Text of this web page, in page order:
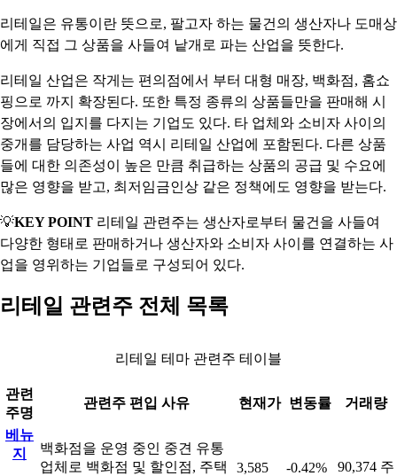
리테일은 유통이란 뜻으로, 팔고자 하는 물건의 생산자나 도매상
에게 직접 그 상품을 사들여 낱개로 파는 산업을 뜻한다.
리테일 산업은 작게는 편의점에서 부터 대형 매장, 백화점, 홈쇼
핑으로 까지 확장된다. 또한 특정 종류의 상품들만을 판매해 시
장에서의 입지를 다지는 기업도 있다. 타 업체와 소비자 사이의
중개를 담당하는 사업 역시 리테일 산업에 포함된다. 다른 상품
들에 대한 의존성이 높은 만큼 취급하는 상품의 공급 및 수요에
많은 영향을 받고, 최저임금인상 같은 정책에도 영향을 받는다.
💡KEY POINT 리테일 관련주는 생산자로부터 물건을 사들여
다양한 형태로 판매하거나 생산자와 소비자 사이를 연결하는 사
업을 영위하는 기업들로 구성되어 있다.
리테일 관련주 전체 목록
리테일 테마 관련주 테이블
관련
주명
관련주 편입 사유 현재가 변동률 거래량
베뉴
지
백화점을 운영 중인 중견 유통
업체로 백화점 및 할인점, 주택
3,585 -0.42% 90,374 주